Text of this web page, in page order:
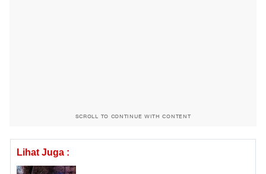
SCROLL TO CONTINUE WITH CONTENT
Lihat Juga :